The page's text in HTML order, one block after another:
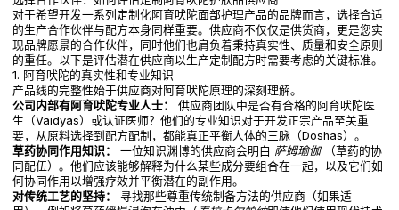
对于希望开发一系列定制化阿育吠陀面部护理产品的品牌而言，选择合适
的生产合作伙伴与配方本身同样重要。供应商不仅仅是供货商，更是您实
现品牌愿景的合作伙伴，同时他们也肩负着秉持真实性、质量和安全原则
的重任。以下是评估潜在供应商以生产定制配方时需要考虑的关键标准。
1. 阿育吠陀的真实性和专业知识
产品线的完整性始于供应商对阿育吠陀原理的深刻理解。
公司内部有阿育吠陀专业人士：
供应商团队中是否有合格的阿育吠陀医
生（Vaidyas）或认证医师？他们的专业知识对于开发正宗产品至关重
要，从原料选择到配方配制，都能真正平衡人体的三脉（Doshas）。
草药协同作用知识：
一位知识渊博的供应商会明白 萨姆瑜伽（草药的协
同配伍）。他们应该能够解释为什么某些成分要组合在一起，以及它们如
何协同作用以增强疗效并平衡潜在的副作用。
对传统工艺的坚持：
寻找那些尊重传统制备方法的供应商（如果适